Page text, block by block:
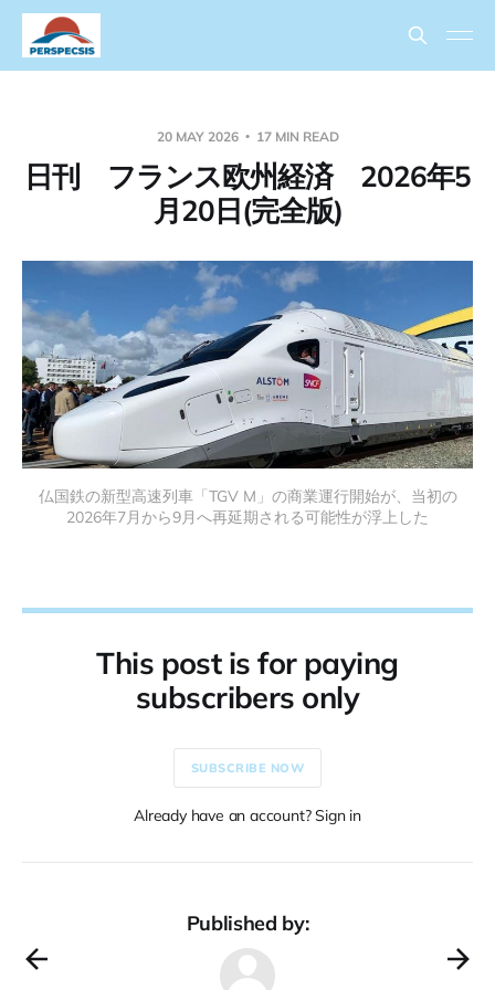
20 MAY 2026 17 MIN READ
日刊 フランス欧州経済 2026年5
月20日(完全版)
仏国鉄の新型高速列車「TGV M」の商業運行開始が、当初の
2026年7月から9月へ再延期される可能性が浮上した
This post is for paying
subscribers only
SUBSCRIBE NOW
Already have an account? Sign in
Published by: